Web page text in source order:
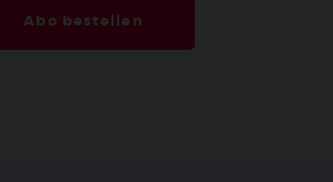
Abo bestellen